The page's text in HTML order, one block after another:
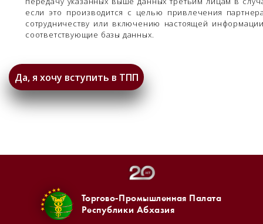
если это производится с целью привлечения
сотрудничеству или включению настоящей
соответствующие базы данных.
Торгово-Промышленная Палата
Республики Абхазия